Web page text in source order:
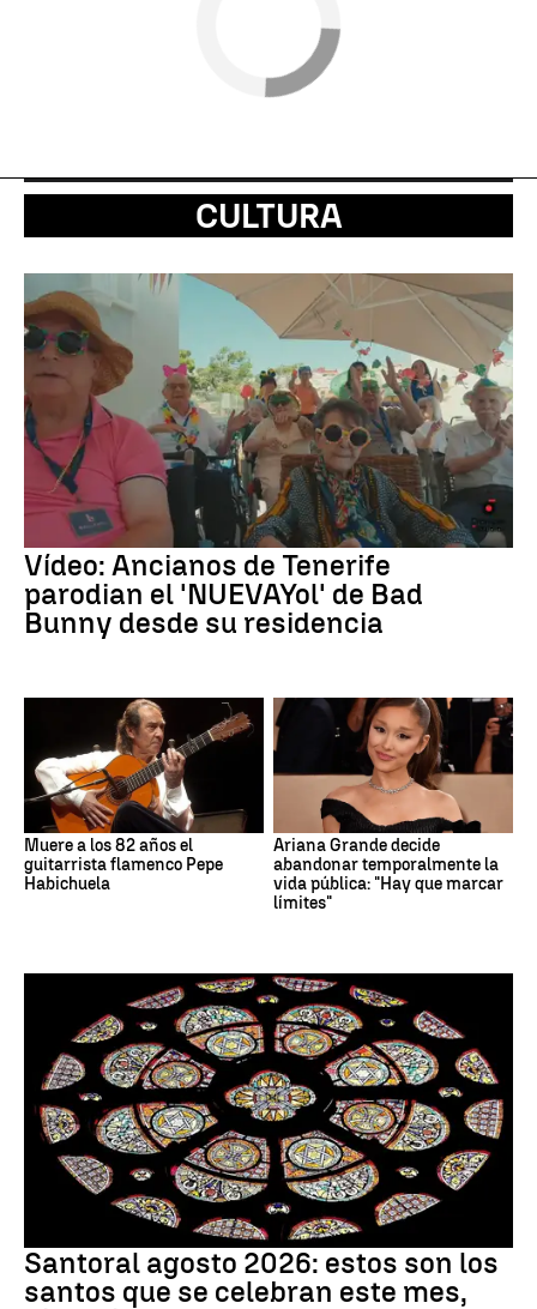
CULTURA
Vídeo: Ancianos de Tenerife
parodian el 'NUEVAYol' de Bad
Bunny desde su residencia
Muere a los 82 años el
guitarrista flamenco Pepe
Habichuela
Ariana Grande decide
abandonar temporalmente la
vida pública: "Hay que marcar
límites"
Santoral agosto 2026: estos son los
santos que se celebran este mes,